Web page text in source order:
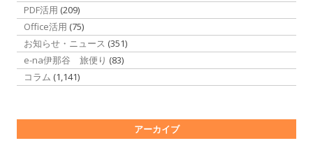
PDF活用 (209)
Office活用 (75)
お知らせ・ニュース (351)
e-na伊那谷 旅便り (83)
コラム (1,141)
アーカイブ